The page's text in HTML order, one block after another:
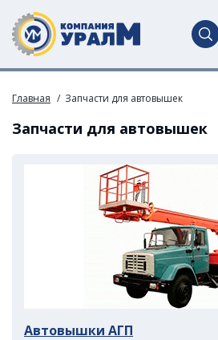
Главная Запчасти для автовышек
Запчасти для автовышек
Автовышки АГП